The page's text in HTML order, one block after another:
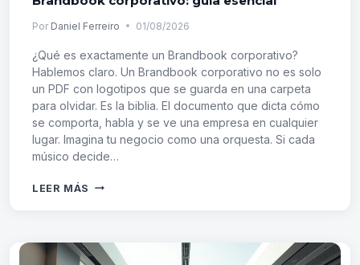
Por Daniel Ferreiro 01/08/2026
¿Qué es exactamente un Brandbook corporativo?
Hablemos claro. Un Brandbook corporativo no es solo
un PDF con logotipos que se guarda en una carpeta
para olvidar. Es la biblia. El documento que dicta cómo
se comporta, habla y se ve una empresa en cualquier
lugar. Imagina tu negocio como una orquesta. Si cada
músico decide…
LEER MÁS BRANDBOOK